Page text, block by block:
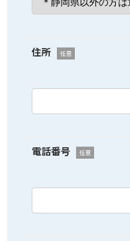
住所 任意
電話番号 任意